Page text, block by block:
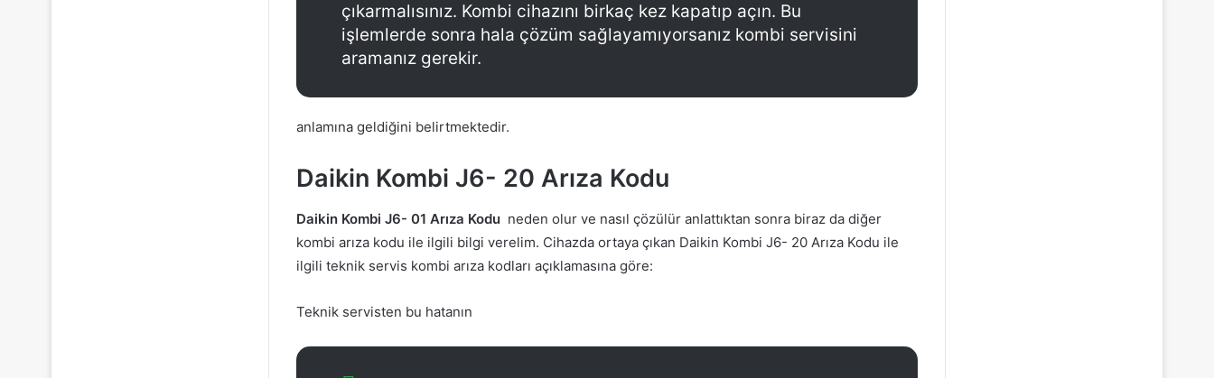
çıkarmalısınız. Kombi cihazını birkaç kez kapatıp açın. Bu
işlemlerde sonra hala çözüm sağlayamıyorsanız kombi servisini
aramanız gerekir.
anlamına geldiğini belirtmektedir.
Daikin Kombi J6- 20 Arıza Kodu
Daikin Kombi J6- 01 Arıza Kodu neden olur ve nasıl çözülür anlattıktan sonra biraz da diğer
kombi arıza kodu ile ilgili bilgi verelim. Cihazda ortaya çıkan Daikin Kombi J6- 20 Arıza Kodu ile
ilgili teknik servis kombi arıza kodları açıklamasına göre:
Teknik servisten bu hatanın